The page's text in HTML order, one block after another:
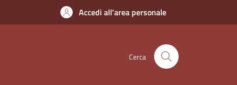
Accedi all'area personale
Cerca